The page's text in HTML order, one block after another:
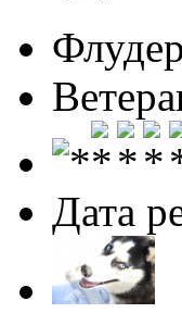
Дата